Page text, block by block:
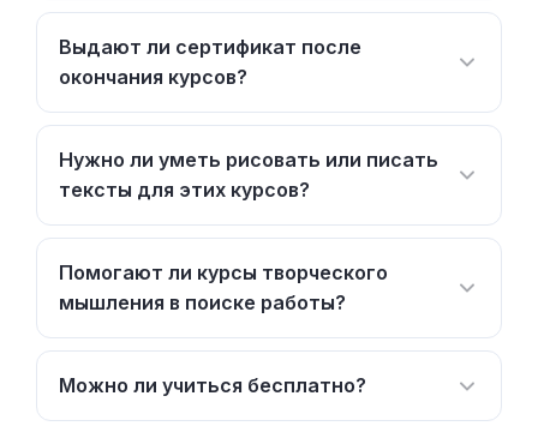
Выдают ли сертификат после
окончания курсов?
Нужно ли уметь рисовать или писать
тексты для этих курсов?
Помогают ли курсы творческого
мышления в поиске работы?
Можно ли учиться бесплатно?